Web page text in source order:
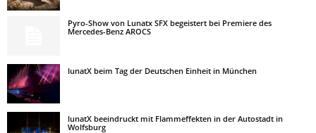
Pyro-Show von Lunatx SFX begeistert bei Premiere des
Mercedes-Benz AROCS
lunatX beim Tag der Deutschen Einheit in München
lunatX beeindruckt mit Flammeffekten in der Autostadt in
Wolfsburg